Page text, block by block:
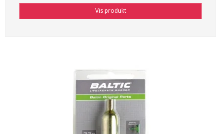
Vis produkt